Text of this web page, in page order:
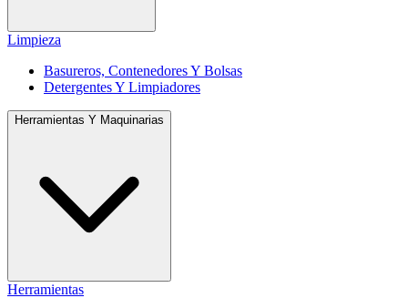
Limpieza
Basureros, Contenedores Y Bolsas
Detergentes Y Limpiadores
Herramientas Y Maquinarias
Herramientas